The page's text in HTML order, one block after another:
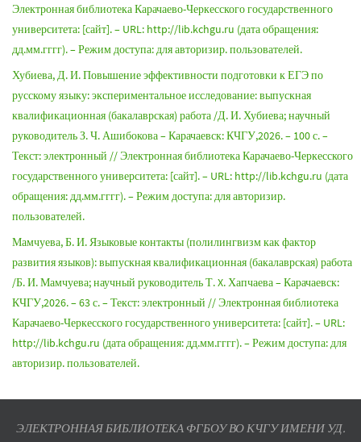
Электронная библиотека Карачаево-Черкесского государственного
университета: [сайт]. – URL: http://lib.kchgu.ru (дата обращения:
дд.мм.гггг). – Режим доступа: для авторизир. пользователей.
Хубиева, Д. И. Повышение эффективности подготовки к ЕГЭ по
русскому языку: экспериментальное исследование: выпускная
квалификационная (бакалаврская) работа /Д. И. Хубиева; научный
руководитель З. Ч. Ашибокова – Карачаевск: КЧГУ,2026. – 100 с. –
Текст: электронный // Электронная библиотека Карачаево-Черкесского
государственного университета: [сайт]. – URL: http://lib.kchgu.ru (дата
обращения: дд.мм.гггг). – Режим доступа: для авторизир.
пользователей.
Мамчуева, Б. И. Языковые контакты (полилингвизм как фактор
развития языков): выпускная квалификационная (бакалаврская) работа
/Б. И. Мамчуева; научный руководитель Т. X. Хапчаева – Карачаевск:
КЧГУ,2026. – 63 с. – Текст: электронный // Электронная библиотека
Карачаево-Черкесского государственного университета: [сайт]. – URL:
http://lib.kchgu.ru (дата обращения: дд.мм.гггг). – Режим доступа: для
авторизир. пользователей.
ЭЛЕКТРОННАЯ БИБЛИОТЕКА ФГБОУ ВО КЧГУ ИМЕНИ УД.